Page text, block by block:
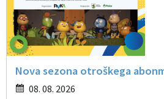
Nova sezona otroškega
08. 08. 2026